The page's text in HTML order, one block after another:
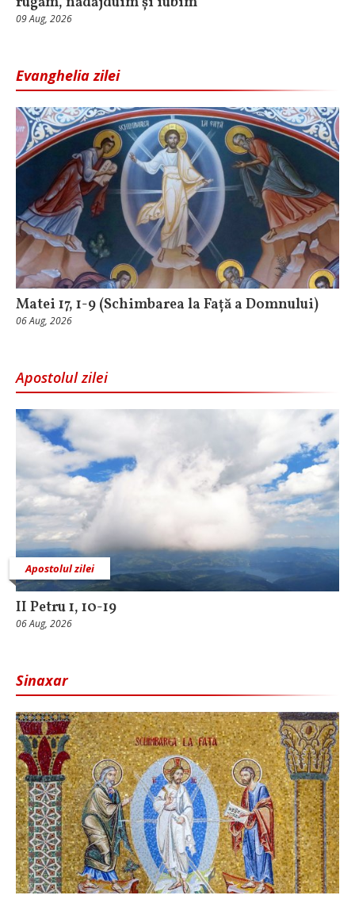
09 Aug, 2026
Evanghelia zilei
Matei 17, 1-9 (Schimbarea la Față a Domnului)
06 Aug, 2026
Apostolul zilei
Apostolul zilei
II Petru 1, 10-19
06 Aug, 2026
Sinaxar